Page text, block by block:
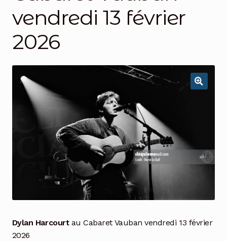
vendredi 13 février
2026
Dylan Harcourtau Cabaret Vauban vendredi 13 février
2026